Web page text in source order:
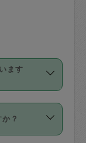
ます
3時間を
能をご
ただくに
？